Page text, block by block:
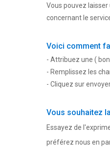
Vous pouvez
concernant le
Voici comment
- Attribuez une (
- Remplissez les
- Cliquez sur
Vous souhaitez
Essayez de
préférez nous en